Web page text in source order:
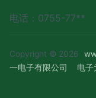
电话：0755-77**
Copyright © 2026
一电子有限公司
电子